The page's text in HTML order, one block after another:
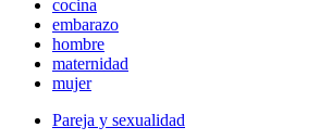
cocina
embarazo
hombre
maternidad
mujer
Pareja y sexualidad